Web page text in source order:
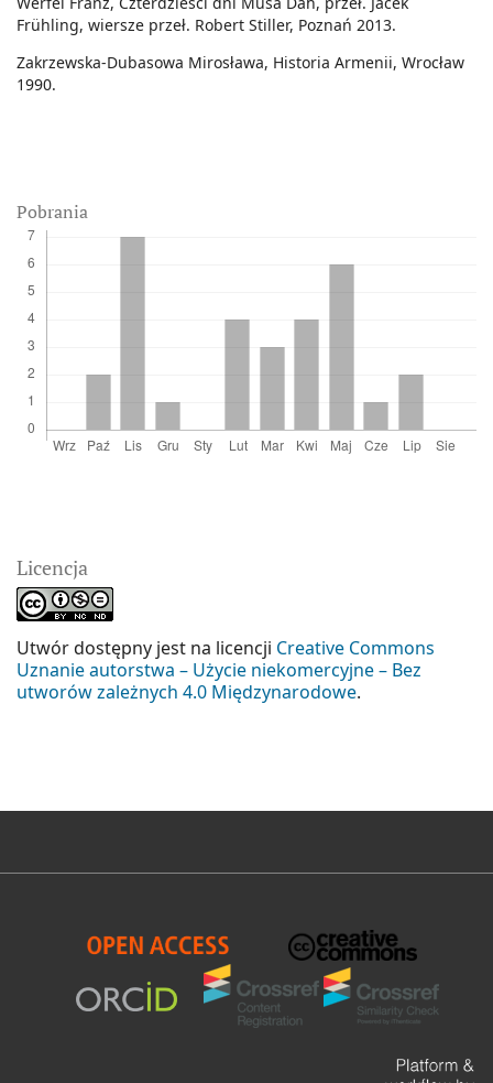
Pobrania
Frühling, wiersze przeł. Robert Stiller, Poznań 2013.
Zakrzewska-Dubasowa Mirosława, Historia Armenii, Wrocław
1990.
Licencja
Utwór dostępny jest na licencji Creative Commons
Uznanie autorstwa – Użycie niekomercyjne – Bez
utworów zależnych 4.0 Międzynarodowe.